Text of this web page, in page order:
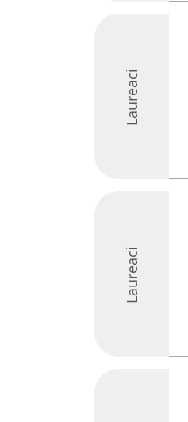
Laureaci
Laureaci